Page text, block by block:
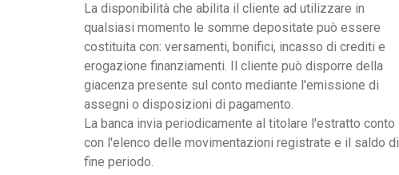
La disponibilità che abilita il cliente ad utilizzare in
qualsiasi momento le somme depositate può essere
costituita con: versamenti, bonifici, incasso di crediti e
erogazione finanziamenti. Il cliente può disporre della
giacenza presente sul conto mediante l'emissione di
assegni o disposizioni di pagamento.
La banca invia periodicamente al titolare l'estratto conto
con l'elenco delle movimentazioni registrate e il saldo di
fine periodo.